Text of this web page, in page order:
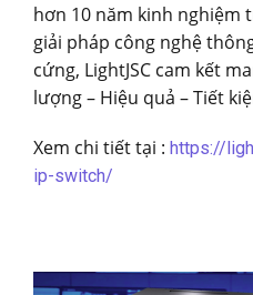
hơn 10 năm kinh nghiệm
giải pháp công nghệ
cứng, LightJSC cam kết
lượng – Hiệu quả – Tiết
Xem chi tiết tại : https://
ip-switch/